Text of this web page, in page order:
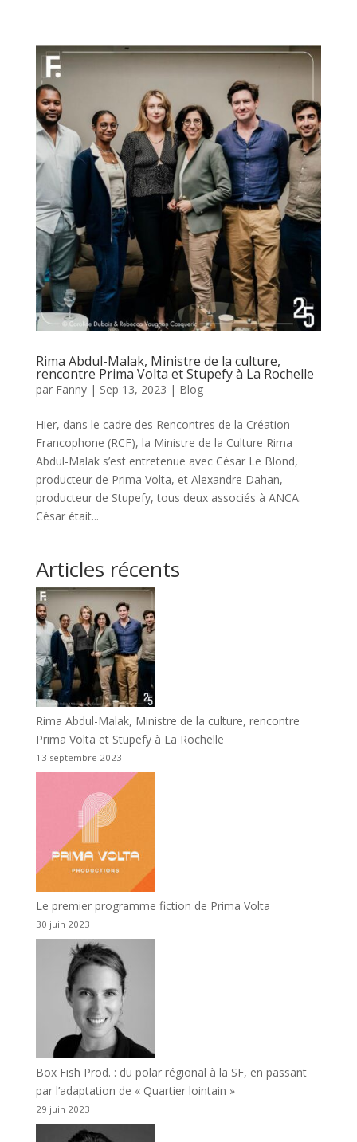
Rima Abdul-Malak, Ministre de la culture,
rencontre Prima Volta et Stupefy à La Rochelle
par Fanny| Sep 13, 2023 | Blog
Hier, dans le cadre des Rencontres de la Création
Francophone (RCF), la Ministre de la Culture Rima
Abdul-Malak s’est entretenue avec César Le Blond,
producteur de Prima Volta, et Alexandre Dahan,
producteur de Stupefy, tous deux associés à ANCA.
César était...
Articles récents
Rima Abdul-Malak, Ministre de la culture, rencontre
Prima Volta et Stupefy à La Rochelle
13 septembre 2023
Le premier programme fiction de Prima Volta
30 juin 2023
Box Fish Prod. : du polar régional à la SF, en passant
par l’adaptation de « Quartier lointain »
29 juin 2023